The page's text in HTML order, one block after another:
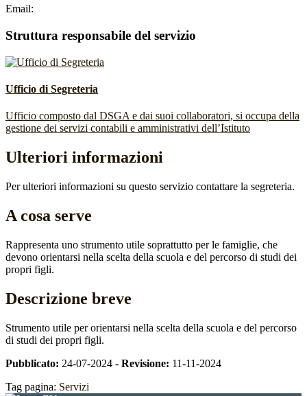
Email:
Struttura responsabile del servizio
Ufficio di Segreteria
Ufficio composto dal DSGA e dai suoi collaboratori, si occupa della
gestione dei servizi contabili e amministrativi dell’Istituto
Ulteriori informazioni
Per ulteriori informazioni su questo servizio contattare la segreteria.
A cosa serve
Rappresenta uno strumento utile soprattutto per le famiglie, che
devono orientarsi nella scelta della scuola e del percorso di studi dei
propri figli.
Descrizione breve
Strumento utile per orientarsi nella scelta della scuola e del percorso
di studi dei propri figli.
Pubblicato: 24-07-2024 - Revisione: 11-11-2024
Tag pagina: Servizi